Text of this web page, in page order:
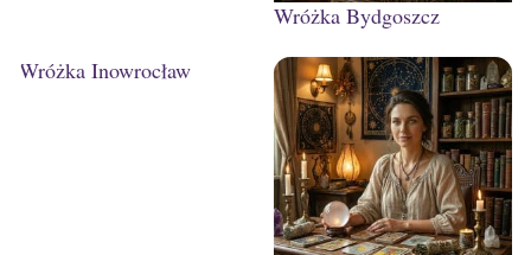
Wróżka Bydgoszcz
Wróżka Inowrocław